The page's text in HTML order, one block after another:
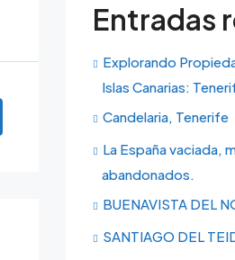
Entradas
Explorando
Islas Canarias:
Candelaria, Tenerife
La España vaciada,
abandonados.
BUENAVISTA DEL
SANTIAGO DEL